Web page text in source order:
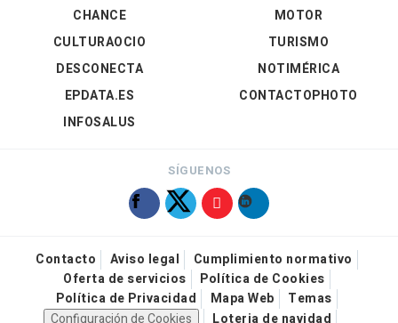
CHANCE
CULTURAOCIO
DESCONECTA
EPDATA.ES
INFOSALUS
MOTOR
TURISMO
NOTIMÉRICA
CONTACTOPHOTO
SÍGUENOS
Contacto Aviso legal
Cumplimiento normativo
Oferta de servicios
Política de Cookies
Política de Privacidad
Mapa Web
Temas